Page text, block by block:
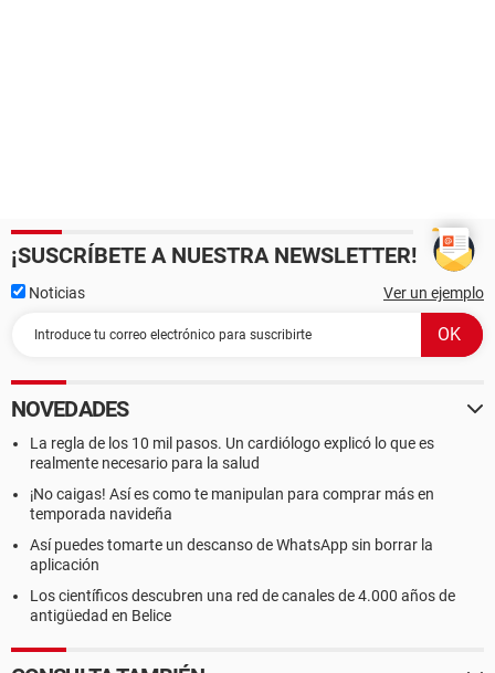
¡SUSCRÍBETE A NUESTRA NEWSLETTER!
Noticias Ver un ejemplo
NOVEDADES
La regla de los 10 mil pasos. Un cardiólogo explicó lo que es
realmente necesario para la salud
¡No caigas! Así es como te manipulan para comprar más en
temporada navideña
Así puedes tomarte un descanso de WhatsApp sin borrar la
aplicación
Los científicos descubren una red de canales de 4.000 años de
antigüedad en Belice